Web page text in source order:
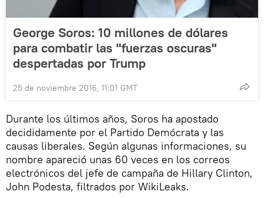
George Soros: 10 millones de dólares
para combatir las "fuerzas oscuras"
despertadas por Trump
25 de noviembre 2016, 11:01 GMT
Durante los últimos años, Soros ha apostado
decididamente por el Partido Demócrata y las
causas liberales. Según algunas informaciones, su
nombre apareció unas 60 veces en los correos
electrónicos del jefe de campaña de Hillary Clinton,
John Podesta, filtrados por WikiLeaks.